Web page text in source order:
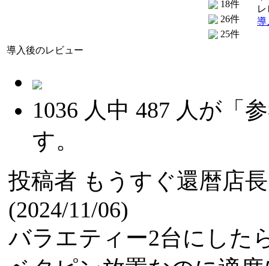
18件
26件
25件
導
導入後のレビュー
1036 人中 487 人が「
す。
投稿者 もうすぐ還暦店長
(2024/11/06)
バラエティー2台にした